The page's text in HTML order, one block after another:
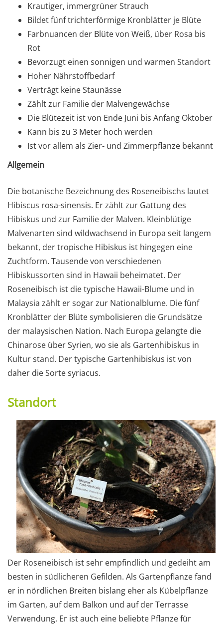
Krautiger, immergrüner Strauch
Bildet fünf trichterförmige Kronblätter je Blüte
Farbnuancen der Blüte von Weiß, über Rosa bis
Rot
Bevorzugt einen sonnigen und warmen Standort
Hoher Nährstoffbedarf
Verträgt keine Staunässe
Zählt zur Familie der Malvengewächse
Die Blütezeit ist von Ende Juni bis Anfang Oktober
Kann bis zu 3 Meter hoch werden
Ist vor allem als Zier- und Zimmerpflanze bekannt
Allgemein
Die botanische Bezeichnung des Roseneibischs lautet
Hibiscus rosa-sinensis. Er zählt zur Gattung des
Hibiskus und zur Familie der Malven. Kleinblütige
Malvenarten sind wildwachsend in Europa seit langem
bekannt, der tropische Hibiskus ist hingegen eine
Zuchtform. Tausende von verschiedenen
Hibiskussorten sind in Hawaii beheimatet. Der
Roseneibisch ist die typische Hawaii-Blume und in
Malaysia zählt er sogar zur Nationalblume. Die fünf
Kronblätter der Blüte symbolisieren die Grundsätze
der malaysischen Nation. Nach Europa gelangte die
Chinarose über Syrien, wo sie als Gartenhibiskus in
Kultur stand. Der typische Gartenhibiskus ist von
daher die Sorte syriacus.
Standort
Der Roseneibisch ist sehr empfindlich und gedeiht am
besten in südlicheren Gefilden. Als Gartenpflanze fand
er in nördlichen Breiten bislang eher als Kübelpflanze
im Garten, auf dem Balkon und auf der Terrasse
Verwendung. Er ist auch eine beliebte Pflanze für